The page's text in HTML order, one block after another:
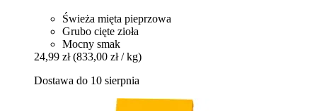
Świeża mięta pieprzowa
Grubo cięte zioła
Mocny smak
24,99 zł (833,00 zł / kg)
Dostawa do 10 sierpnia